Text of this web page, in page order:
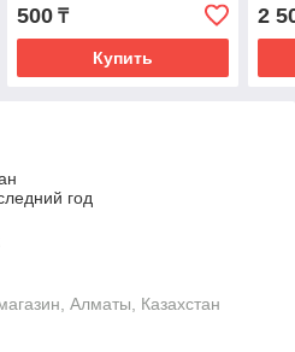
500₸
Купить
2
год
Алматы, Казахстан